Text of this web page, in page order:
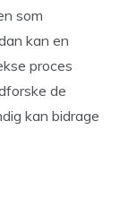
som
kan en
proces
de
kan bidrage